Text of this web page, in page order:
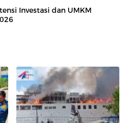
Investasi dan UMKM